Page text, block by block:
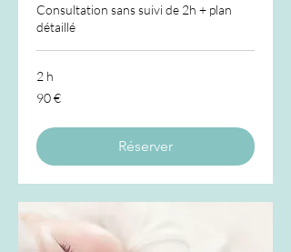
Consultation sans suivi de 2h + plan
détaillé
2 h
90
euros
90 €
Réserver